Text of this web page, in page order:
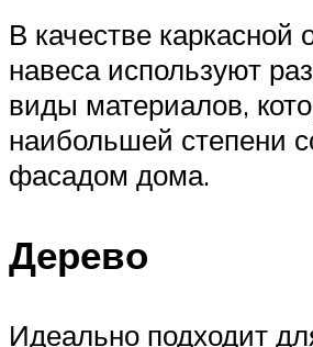
В качестве каркасной
навеса используют
виды материалов,
наибольшей степени
фасадом дома.
Дерево
Идеально подходит